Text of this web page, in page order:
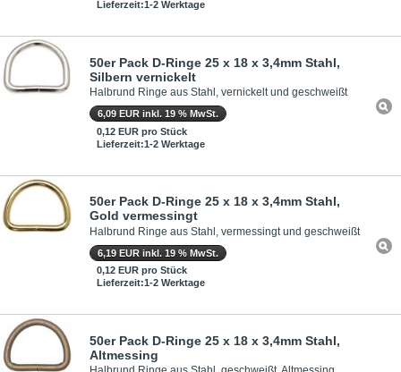
Lieferzeit:1-2 Werktage
50er Pack D-Ringe 25 x 18 x 3,4mm Stahl,
Silbern vernickelt
Halbrund Ringe aus Stahl, vernickelt und geschweißt
6,09 EUR inkl. 19 % MwSt.
0,12 EUR pro Stück
Lieferzeit:1-2 Werktage
50er Pack D-Ringe 25 x 18 x 3,4mm Stahl,
Gold vermessingt
Halbrund Ringe aus Stahl, vermessingt und geschweißt
6,19 EUR inkl. 19 % MwSt.
0,12 EUR pro Stück
Lieferzeit:1-2 Werktage
50er Pack D-Ringe 25 x 18 x 3,4mm Stahl,
Altmessing